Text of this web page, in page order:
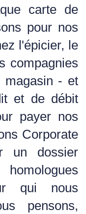
carte de
pour nos
l'épicier, le
compagnies
magasin - et
et de débit
payer nos
Corporate
un dossier
qui nous
pensons,